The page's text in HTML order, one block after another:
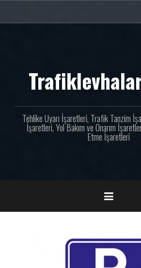
Tehlike Uyarı İşaretleri, Trafik Tanzim
İşaretleri, Yol Bakım ve Onarım
Etme İşaretleri